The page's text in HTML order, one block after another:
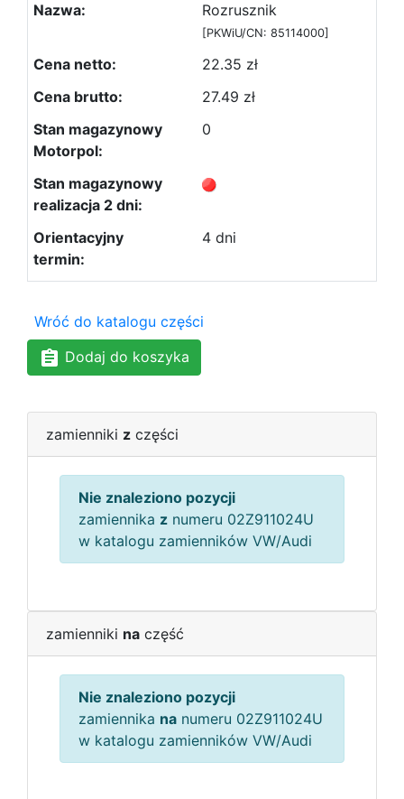
Rozrusznik
[PKWiU/CN: 85114000]
22.35 zł
27.49 zł
0
4 dni
Wróć do katalogu części
Dodaj do koszyka
zamienniki z części
Nie znaleziono pozycji
zamiennika z numeru 02Z911024U
w katalogu zamienników VW/Audi
zamienniki na część
Nie znaleziono pozycji
zamiennika na numeru 02Z911024U
w katalogu zamienników VW/Audi